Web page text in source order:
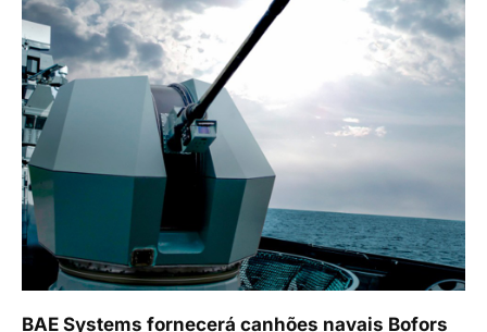
BAE Systems fornecerá canhões navais Bofors